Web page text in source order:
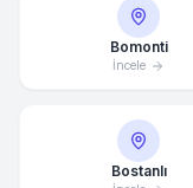
Bomonti
İncele
Bostanlı